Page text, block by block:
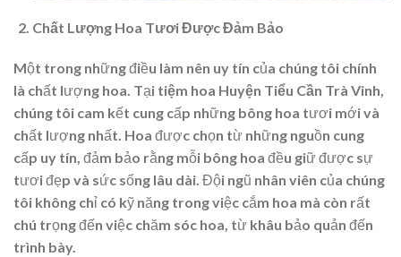
Chất Lượng Hoa Tươi Được Đảm Bảo
Một trong những điều làm nên uy tín của chúng tôi chính
là chất lượng hoa. Tại tiệm hoa Huyện Tiểu Cần Trà Vinh,
chúng tôi cam kết cung cấp những bông hoa tươi mới và
chất lượng nhất. Hoa được chọn từ những nguồn cung
cấp uy tín, đảm bảo rằng mỗi bông hoa đều giữ được sự
tươi đẹp và sức sống lâu dài. Đội ngũ nhân viên của chúng
tôi không chỉ có kỹ năng trong việc cắm hoa mà còn rất
chú trọng đến việc chăm sóc hoa, từ khâu bảo quản đến
trình bày.